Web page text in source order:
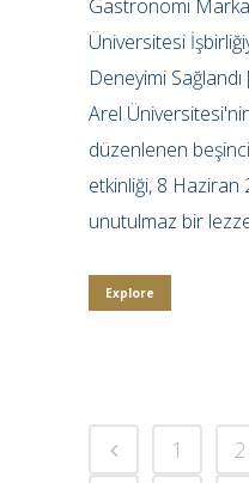
Gastronomi
Üniversitesi
Deneyimi
Arel
düzenlenen
etkinliği, 8
unutulmaz bir
Explore
1 2